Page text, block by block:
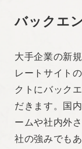
バックエ
大手企業の新
レートサイト
クトにバック
だきます。国
ームや社内外
社の強みでも